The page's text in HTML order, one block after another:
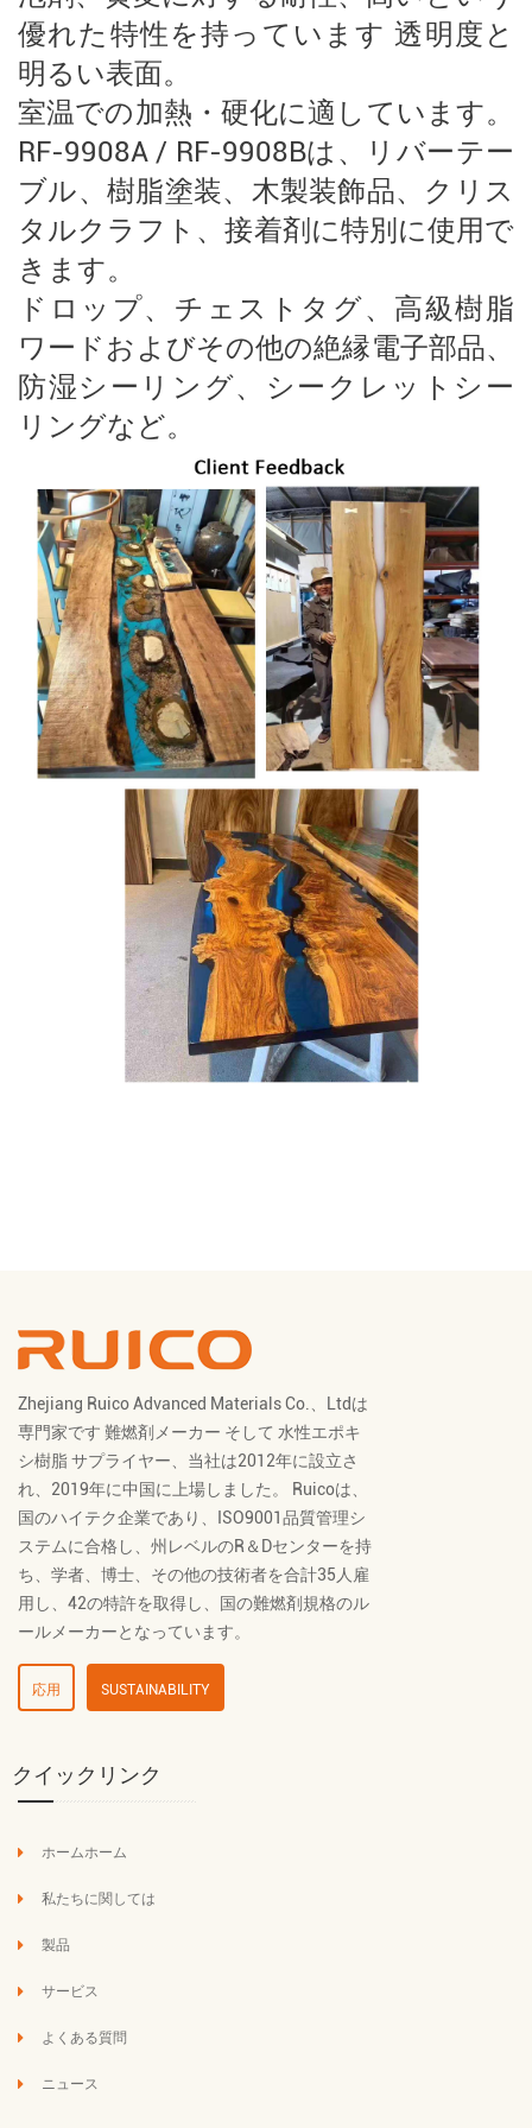
優れた特性を持っています透明度と
明るい表面。
室温での加熱・硬化に適しています。
RF-9908A / RF-9908Bは、リバーテー
ブル、樹脂塗装、木製装飾品、クリス
タルクラフト、接着剤に特別に使用で
きます。
ドロップ、チェストタグ、高級樹脂
ワードおよびその他の絶縁電子部品、
防湿シーリング、シークレットシー
リングなど。
Zhejiang Ruico Advanced Materials Co.、Ltdは
専門家です 難燃剤メーカー そして 水性エポキ
シ樹脂 サプライヤー、当社は2012年に設立さ
れ、2019年に中国に上場しました。 Ruicoは、
国のハイテク企業であり、ISO9001品質管理シ
ステムに合格し、州レベルのR＆Dセンターを持
ち、学者、博士、その他の技術者を合計35人雇
用し、42の特許を取得し、国の難燃剤規格のル
ールメーカーとなっています。
応用 SUSTAINABILITY
クイックリンク
ホームホーム
私たちに関しては
製品
サービス
よくある質問
ニュース